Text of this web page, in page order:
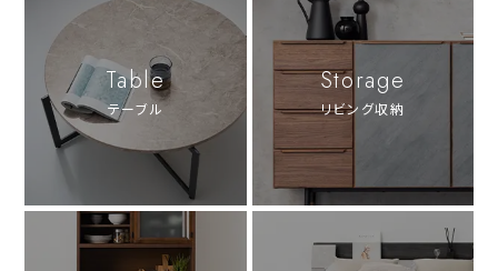
Table
テーブル
Storage
リビング収納